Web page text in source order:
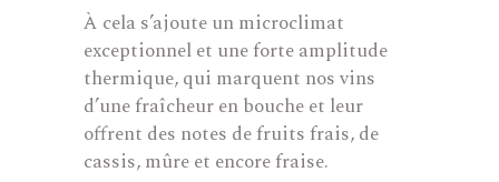
À cela s’ajoute un microclimat
exceptionnel et une forte amplitude
thermique, qui marquent nos vins
d’une fraîcheur en bouche et leur
offrent des notes de fruits frais, de
cassis, mûre et encore fraise.